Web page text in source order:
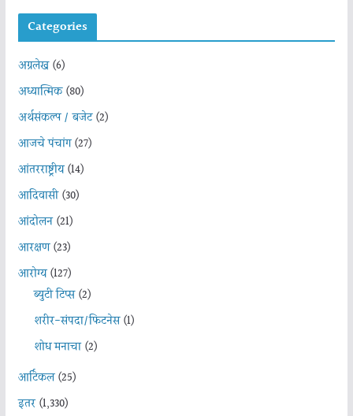
Categories
अग्रलेख(6)
अध्यात्मिक(80)
अर्थसंकल्प / बजेट(2)
आजचे पंचांग(27)
आंतरराष्ट्रीय(14)
आदिवासी(30)
आंदोलन(21)
आरक्षण(23)
आरोग्य(127)
ब्युटी टिप्स(2)
शरीर-संपदा/फिटनेस(1)
शोध मनाचा(2)
आर्टिकल(25)
इतर(1,330)